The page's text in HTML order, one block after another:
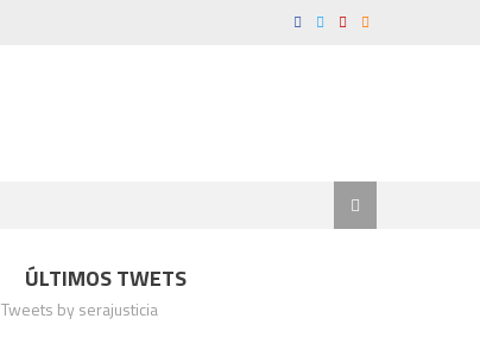
ÚLTIMOS TWETS
Tweets by serajusticia